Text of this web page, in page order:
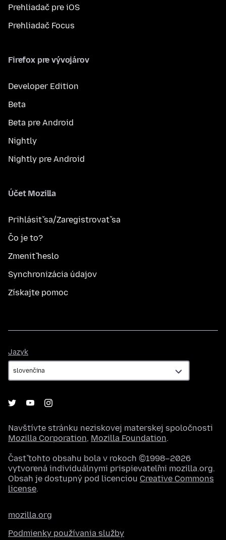
Prehliadač pre iOS
Prehliadač Focus
Firefox pre vývojárov
Developer Edition
Beta
Beta pre Android
Nightly
Nightly pre Android
Účet Mozilla
Prihlásiť sa/Zaregistrovať sa
Čo je to?
Zmeniť heslo
Synchronizácia údajov
Získajte pomoc
Jazyk
Navštívte stránku neziskovej materskej spoločnosti
Mozilla Corporation, Mozilla Foundation.
Časť tohto obsahu bola v rokoch ©1998–2026
vytvorená individuálnymi prispievateľmi mozilla.org.
Obsah je dostupný pod licenciou Creative Commons
license.
mozilla.org
Podmienky používania služby